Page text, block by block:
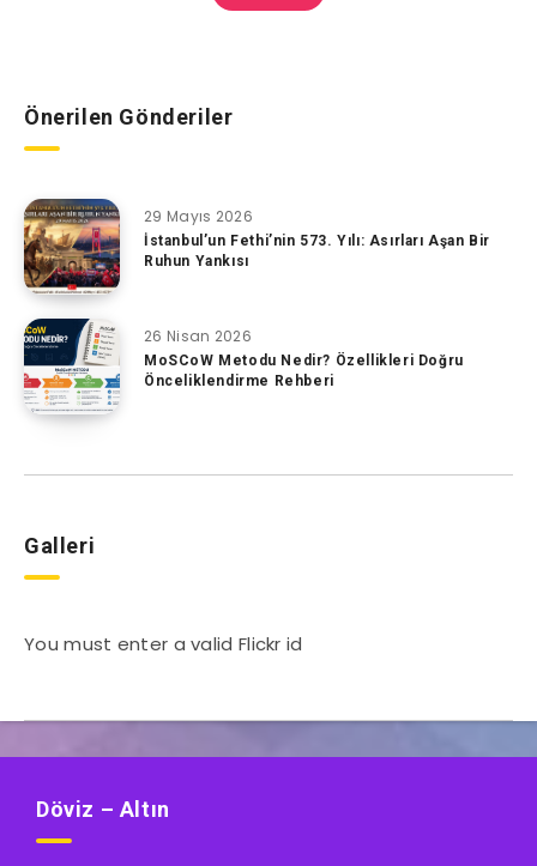
Önerilen Gönderiler
29 Mayıs 2026
İstanbul’un Fethi’nin 573. Yılı: Asırları Aşan Bir
Ruhun Yankısı
26 Nisan 2026
MoSCoW Metodu Nedir? Özellikleri Doğru
Önceliklendirme Rehberi
Galleri
You must enter a valid Flickr id
Döviz – Altın